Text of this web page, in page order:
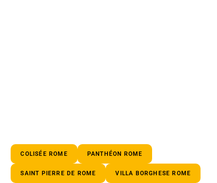
COLISÉE ROME PANTHÉON ROME
SAINT PIERRE DE ROME VILLA BORGHESE ROME